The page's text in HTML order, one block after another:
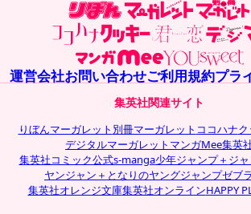
運営会社お問い合わせご利用規約プラ
集英社関連サイト
りぼんマーガレット 別冊マーガレット ココハナ
デジタルマーガレット マンガMee集英
集英社コミック公式s-manga少年ジャンプ＋ ジ
ヤンジャン＋ となりのヤングジャンプゼブ
集英社オレンジ文庫集英社オンラインHAPPY